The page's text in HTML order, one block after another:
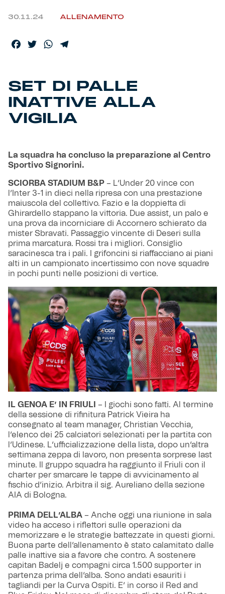
Fortissimo batte il mio cuor
30.11.24 ALLENAMENTO
Facebook
TwitterWhatsApp
SET DI PALLE
INATTIVE ALLA
VIGILIA
La squadra ha concluso la preparazione al Centro
Sportivo Signorini.
SCIORBA STADIUM B&P – L’Under 20 vince con
l’Inter 3-1 in dieci nella ripresa con una prestazione
maiuscola del collettivo. Fazio e la doppietta di
Ghirardello stappano la vittoria. Due assist, un palo e
una prova da incorniciare di Accornero schierato da
mister Sbravati. Passaggio vincente di Deseri sulla
prima marcatura. Rossi tra i migliori. Consiglio
saracinesca tra i pali. I grifoncini si riaffacciano ai piani
alti in un campionato incertissimo con nove squadre
in pochi punti nelle posizioni di vertice.
IL GENOA E’ IN FRIULI – I giochi sono fatti. Al termine
della sessione di rifinitura Patrick Vieira ha
consegnato al team manager, Christian Vecchia,
l’elenco dei 25 calciatori selezionati per la partita con
l’Udinese. L’ufficializzazione della lista, dopo un’altra
settimana zeppa di lavoro, non presenta sorprese last
minute. Il gruppo squadra ha raggiunto il Friuli con il
charter per smarcare le tappe di avvicinamento al
fischio d’inizio. Arbitra il sig. Aureliano della sezione
AIA di Bologna.
PRIMA DELL’ALBA – Anche oggi una riunione in sala
video ha acceso i riflettori sulle operazioni da
memorizzare e le strategie battezzate in questi giorni.
Buona parte dell’allenamento è stato calamitato dalle
palle inattive sia a favore che contro. A sostenere
capitan Badelj e compagni circa 1.500 supporter in
partenza prima dell’alba. Sono andati esauriti i
tagliandi per la Curva Ospiti. E’ in corso il Red and